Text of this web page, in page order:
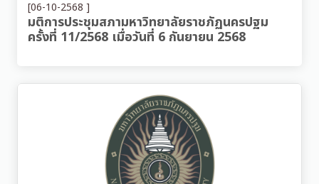
[06-10-2568 ]
มติการประชุมสภามหาวิทยาลัยราชภัฏนครปฐม
ครั้งที่ 11/2568 เมื่อวันที่ 6 กันยายน 2568